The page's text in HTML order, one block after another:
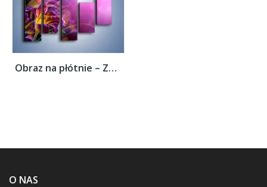
Obraz na płótnie – Zaczarowany kwiat –...
O NAS